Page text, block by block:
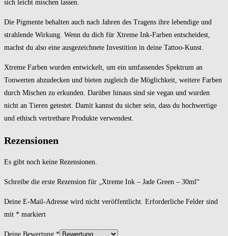
sich leicht mischen lassen.
Die Pigmente behalten auch nach Jahren des Tragens ihre lebendige und
strahlende Wirkung. Wenn du dich für Xtreme Ink-Farben entscheidest,
machst du also eine ausgezeichnete Investition in deine Tattoo-Kunst.
Xtreme Farben wurden entwickelt, um ein umfassendes Spektrum an
Tonwerten abzudecken und bieten zugleich die Möglichkeit, weitere Farben
durch Mischen zu erkunden. Darüber hinaus sind sie vegan und wurden
nicht an Tieren getestet. Damit kannst du sicher sein, dass du hochwertige
und ethisch vertretbare Produkte verwendest.
Rezensionen
Es gibt noch keine Rezensionen.
Schreibe die erste Rezension für „Xtreme Ink – Jade Green – 30ml“
Deine E-Mail-Adresse wird nicht veröffentlicht. Erforderliche Felder sind
mit * markiert
Deine Bewertung *